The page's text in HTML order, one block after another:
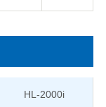
HL-2000i